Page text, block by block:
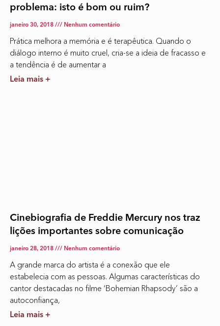
problema: isto é bom ou ruim?
janeiro 30, 2018 Nenhum comentário
Prática melhora a memória e é terapêutica. Quando o
diálogo interno é muito cruel, cria-se a ideia de fracasso e
a tendência é de aumentar a
Leia mais +
Cinebiografia de Freddie Mercury nos traz
lições importantes sobre comunicação
janeiro 28, 2018 Nenhum comentário
A grande marca do artista é a conexão que ele
estabelecia com as pessoas. Algumas características do
cantor destacadas no filme ‘Bohemian Rhapsody’ são a
autoconfiança,
Leia mais +